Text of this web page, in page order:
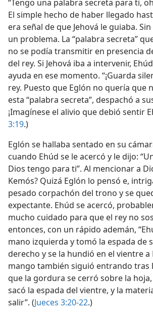
“Tengo una palabra secreta para ti,
El simple hecho de haber llegado
era señal de que Jehová le guiaba.
un problema. La “palabra secreta”
no se podía transmitir en presencia
del rey. Si Jehová iba a intervenir,
ayuda en ese momento. “¡Guarda
rey. Puesto que Eglón no quería que
esta “palabra secreta”, despachó a
¡Imagínese el alivio que debió sentir
3:19.)
Eglón se hallaba sentado en su
cuando Ehúd se le acercó y le dijo:
Dios tengo para ti”. Al mencionar a
Kemós? Quizá Eglón lo pensó e,
pesado corpachón del trono y se
expectante. Ehúd se acercó,
mucho cuidado para que el rey no
entonces, con un rápido ademán,
mano izquierda y tomó la espada de
derecho y se la hundió en el vientre a
mango también siguió entrando tras
que la gordura se cerró sobre la
sacó la espada del vientre, y la
salir”. (Jueces 3:20-22.)